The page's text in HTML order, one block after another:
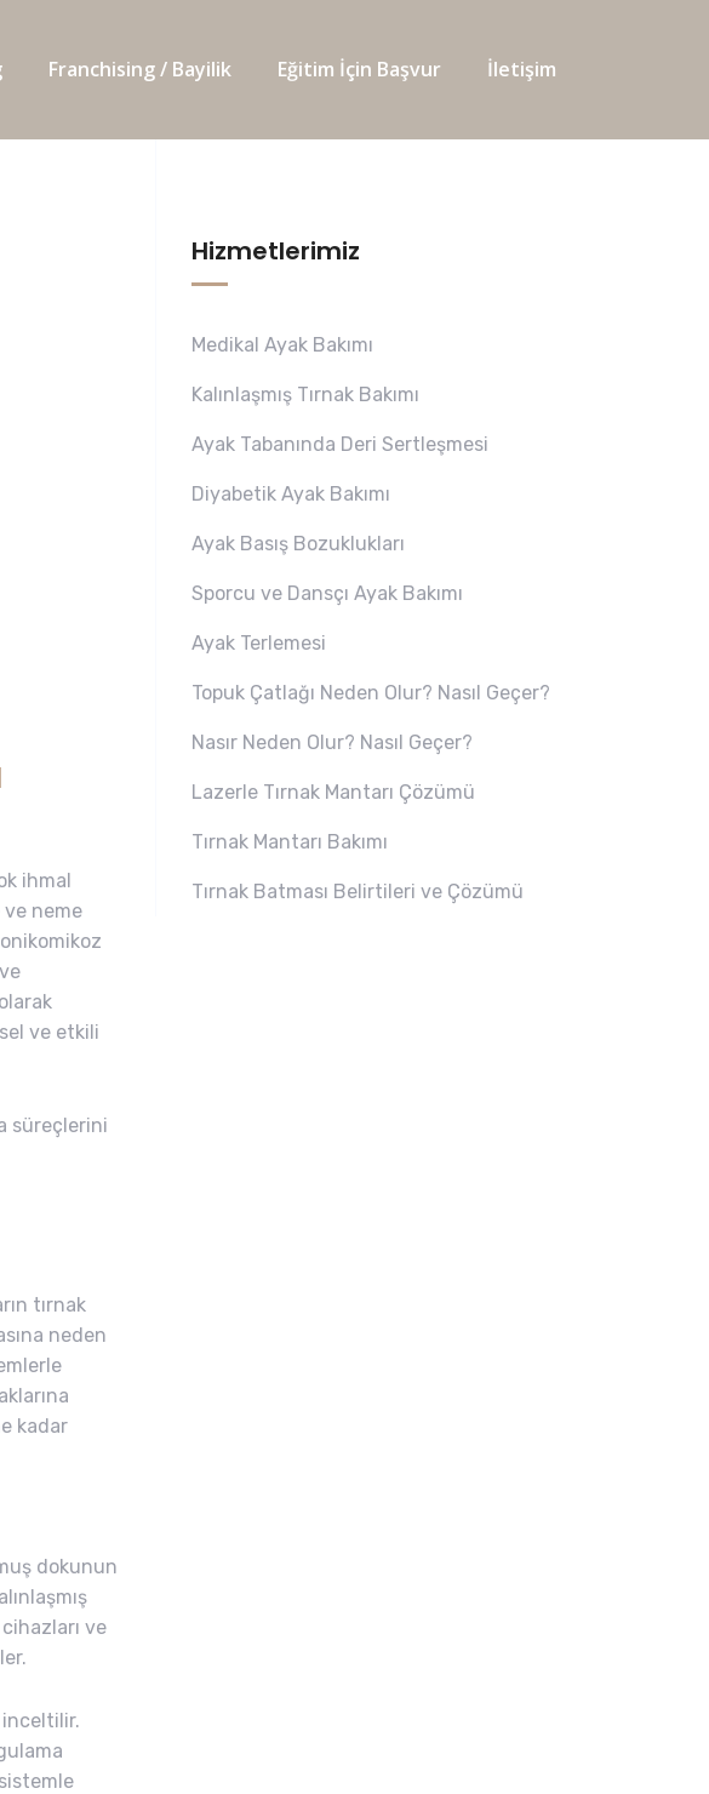
Franchising / Bayilik Eğitim İçin Başvur İletişim
ihmal
ve neme
olarak
ve etkili
süreçlerini
tırnak
neden
kadar
dokunun
ve
inceltilir.
Hizmetlerimiz
Medikal Ayak Bakımı
Kalınlaşmış Tırnak Bakımı
Ayak Tabanında Deri Sertleşmesi
Diyabetik Ayak Bakımı
Ayak Basış Bozuklukları
Sporcu ve Dansçı Ayak Bakımı
Ayak Terlemesi
Topuk Çatlağı Neden Olur? Nasıl Geçer?
Nasır Neden Olur? Nasıl Geçer?
Lazerle Tırnak Mantarı Çözümü
Tırnak Mantarı Bakımı
Tırnak Batması Belirtileri ve Çözümü